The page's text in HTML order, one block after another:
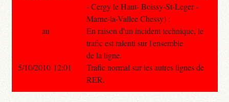
- Cergy le Haut- Boissy-St-Leger -
Marne-la-Vallee Chessy) :
En raison d'un incident technique, le
trafic est ralenti sur l'ensemble
de la ligne.
Trafic normal sur les autres lignes de
RER.
au
5/10/2010 12:01